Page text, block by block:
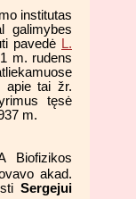
institutas
galimybes
pavedė L.
m. rudens
apie tai žr.
tęsė
m.
Biofizikos
akad.
Sergejui